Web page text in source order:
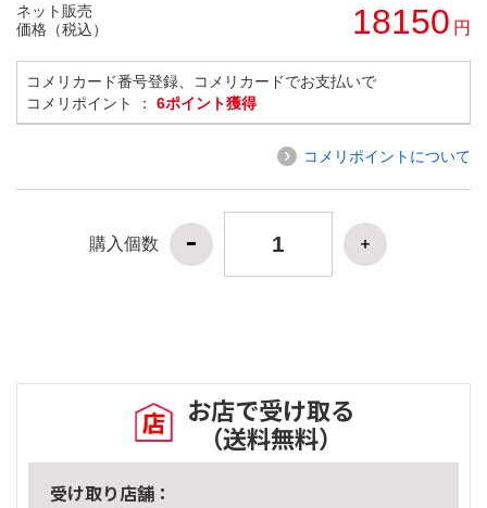
ネット販売
価格（税込）
18150 円
コメリカード番号登録、コメリカードでお支払いで
コメリポイント ： 6ポイント獲得
コメリポイントについて
購入個数
お店で受け取る
（送料無料）
受け取り店舗：